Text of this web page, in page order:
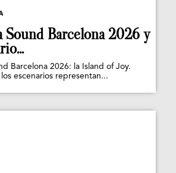
Sound Barcelona 2026 y
Barcelona 2026: la Island of Joy.
escenarios representan...